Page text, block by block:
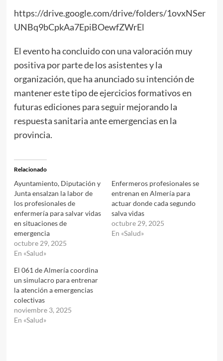
https://drive.google.com/drive/folders/1ovxNSer
UNBq9bCpkAa7EpiBOewfZWrEl
El evento ha concluido con una valoración muy
positiva por parte de los asistentes y la
organización, que ha anunciado su intención de
mantener este tipo de ejercicios formativos en
futuras ediciones para seguir mejorando la
respuesta sanitaria ante emergencias en la
provincia.
Relacionado
Ayuntamiento, Diputación y
Junta ensalzan la labor de
los profesionales de
enfermería para salvar vidas
en situaciones de
emergencia
octubre 29, 2025
En «Salud»
Enfermeros profesionales se
entrenan en Almería para
actuar donde cada segundo
salva vidas
octubre 29, 2025
En «Salud»
El 061 de Almería coordina
un simulacro para entrenar
la atención a emergencias
colectivas
noviembre 3, 2025
En «Salud»